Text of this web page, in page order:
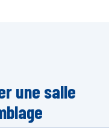
une salle